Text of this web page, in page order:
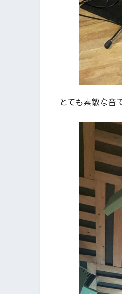
とても素敵な音